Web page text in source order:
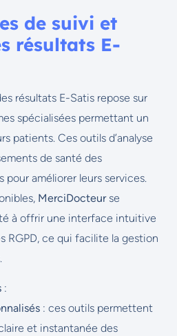
de suivi et
résultats E-
résultats E-Satis repose sur
spécialisées permettant un
patients. Ces outils d’analyse
de santé des
améliorer leurs services.
MerciDocteurse
à offrir une interface intuitive
RGPD, ce qui facilite la gestion
:
: ces outils permettent
et instantanée des